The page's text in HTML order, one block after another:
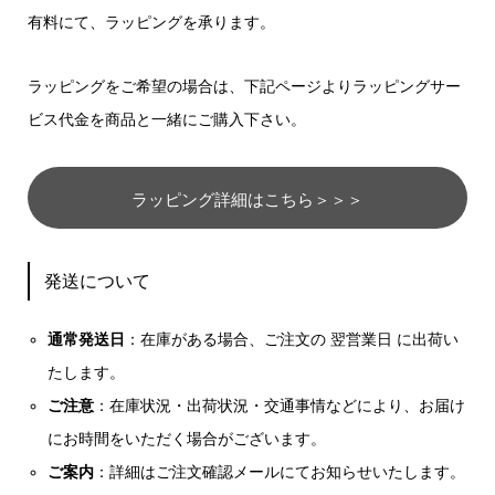
有料にて、ラッピングを承ります。
ラッピングをご希望の場合は、下記ページよりラッピングサー
ビス代金を商品と一緒にご購入下さい。
ラッピング詳細はこちら＞＞＞
発送について
通常発送日 ：在庫がある場合、ご注文の 翌営業日 に出荷い
たします。
ご注意 ：在庫状況・出荷状況・交通事情などにより、お届け
にお時間をいただく場合がございます。
ご案内 ：詳細はご注文確認メールにてお知らせいたします。